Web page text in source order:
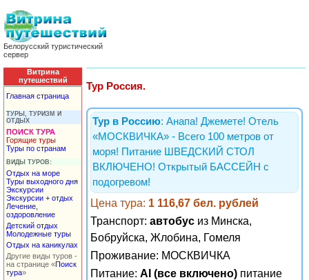
Белорусский туристический
сервер
Витрина
путешествий
Главная страница
ТУРЫ, ТУРИЗМ И
ОТДЫХ
ПОИСК ТУРА
Горящие туры
Туры по странам
ВИДЫ ТУРОВ:
Отдых на море
Туры выходного дня
Экскурсии
Экскурсии + отдых
Лечение,
оздоровление
Детский отдых
Молодежные туры
Отдых на каникулах
Другие виды туров -
на странице «Поиск
тура»
Тур Россия.
Тур в Россию: Анапа! Джемете! Отель
«МОСКВИЧКА» - Всего 100 метров от
моря! Питание ШВЕДСКИЙ СТОЛ
ВКЛЮЧЕНО! Открытый БАССЕЙН с
подогревом!
Цена тура: 1 116,67 бел. рублей
Транспорт: автобус из Минска,
Бобруйска, Жлобина, Гомеля
Проживание: МОСКВИЧКА
Питание: AI (все включено) питание